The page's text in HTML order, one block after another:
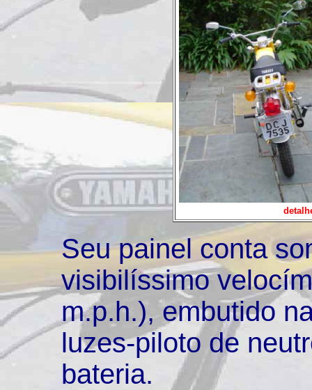
Seu painel conta
visibilíssimo
m.p.h.), embutido
luzes-piloto de
bateria.